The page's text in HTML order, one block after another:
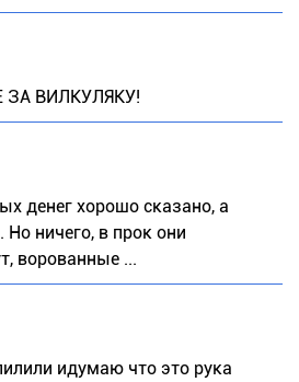
ВИЛКУЛЯКУ!
денег хорошо сказано, а
Но ничего, в прок они
ворованные ...
идумаю что это рука